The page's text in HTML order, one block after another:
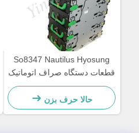
So8347 Nautilus Hyosung
قطعات دستگاه صراف اتوماتیک
لوازم جانبی دستگاه GCDU
مخزن بار جلو 7010000132
حالا حرف بزن